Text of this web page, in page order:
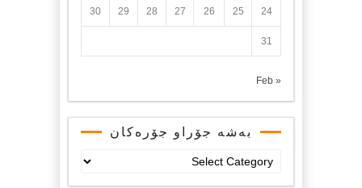
24
25
26
27
28
29
30
31
« Feb
بەشە جۆراو جۆرەکان